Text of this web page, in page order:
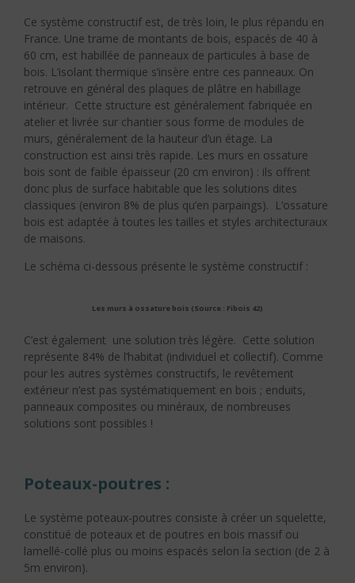
Ce système constructif est, de très loin, le plus répandu en
France. Une trame de montants de bois, espacés de 40 à
60 cm, est habillée de panneaux de particules à base de
bois. L’isolant thermique s’insère entre ces panneaux. On
retrouve en général des plaques de plâtre en habillage
intérieur. Cette structure est généralement fabriquée en
atelier et livrée sur chantier sous forme de modules de
murs, généralement de la hauteur d’un étage. La
construction est ainsi très rapide. Les murs en ossature
bois sont de faible épaisseur (20 cm environ) : ils offrent
donc plus de surface habitable que les solutions dites
classiques (environ 8% de plus qu’en parpaings). L’ossature
bois est adaptée à toutes les tailles et styles architecturaux
de maisons.
Le schéma ci-dessous présente le système constructif :
Les murs à ossature bois (Source : Fibois 42)
C’est également une solution très légère. Cette solution
représente 84% de l’habitat (individuel et collectif). Comme
pour les autres systèmes constructifs, le revêtement
extérieur n’est pas systématiquement en bois ; enduits,
panneaux composites ou minéraux, de nombreuses
solutions sont possibles !
Poteaux-poutres :
Le système poteaux-poutres consiste à créer un squelette,
constitué de poteaux et de poutres en bois massif ou
lamellé-collé plus ou moins espacés selon la section (de 2 à
5m environ).